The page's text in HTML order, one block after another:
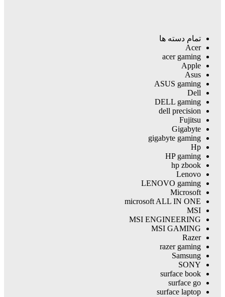
تمام دسته ها
Acer
acer gaming
Apple
Asus
ASUS gaming
Dell
DELL gaming
dell precision
Fujitsu
Gigabyte
gigabyte gaming
Hp
HP gaming
hp zbook
Lenovo
LENOVO gaming
Microsoft
microsoft ALL IN ONE
MSI
MSI ENGINEERING
MSI GAMING
Razer
razer gaming
Samsung
SONY
surface book
surface go
surface laptop